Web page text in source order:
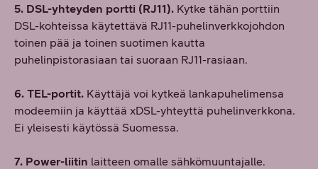
5. DSL-yhteyden portti (RJ11). Kytke tähän porttiin
DSL-kohteissa käytettävä RJ11-puhelinverkkojohdon
toinen pää ja toinen suotimen kautta
puhelinpistorasiaan tai suoraan RJ11-rasiaan.
6. TEL-portit. Käyttäjä voi kytkeä lankapuhelimensa
modeemiin ja käyttää xDSL-yhteyttä puhelinverkkona.
Ei yleisesti käytössä Suomessa.
7. Power-liitin laitteen omalle sähkömuuntajalle.